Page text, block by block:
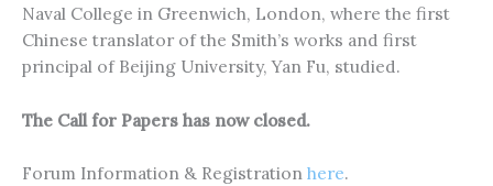
Naval College in Greenwich, London, where the first
Chinese translator of the Smith’s works and first
principal of Beijing University, Yan Fu, studied.
The Call for Papers has now closed.
Forum Information & Registration here.